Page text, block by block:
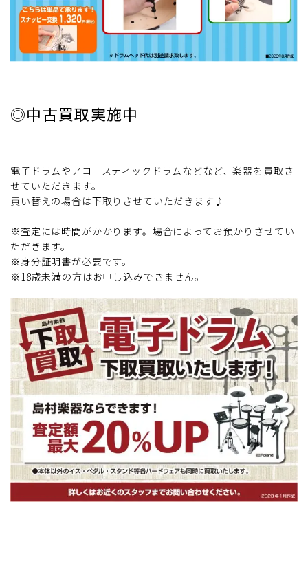
◎中古買取実施中
電子ドラムやアコースティックドラムなどなど、楽器を買取さ
せていただきます。
買い替えの場合は下取りさせていただきます♪
※査定には時間がかかります。場合によってお預かりさせてい
ただきます。
※身分証明書が必要です。
※18歳未満の方はお申し込みできません。